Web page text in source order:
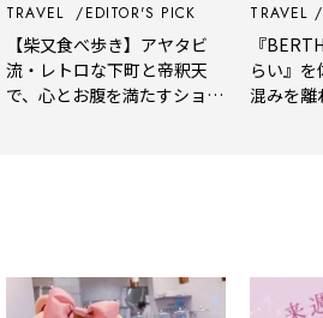
EDITOR'S PICK
又食べ歩き】アヤタビ
トロな下町と帝釈天
とお腹を満たすショー
TRAVEL
『BERTH
らい』を体
混みを離れて